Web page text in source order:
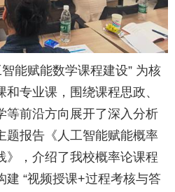
能赋能数学课程建设” 为核
专业课，围绕课程思政、
等前沿方向展开了深入分析
题报告《人工智能赋能概率
》，介绍了我校概率论课程
建 “视频授课+过程考核与答